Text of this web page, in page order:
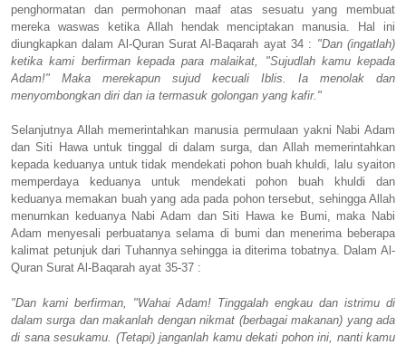
penghormatan dan permohonan maaf atas sesuatu yang membuat
mereka waswas ketika Allah hendak menciptakan manusia. Hal ini
diungkapkan dalam Al-Quran Surat Al-Baqarah ayat 34 : "Dan (ingatlah)
ketika kami berfirman kepada para malaikat, "Sujudlah kamu kepada
Adam!" Maka merekapun sujud kecuali Iblis. Ia menolak dan
menyombongkan diri dan ia termasuk golongan yang kafir."
Selanjutnya Allah memerintahkan manusia permulaan yakni Nabi Adam
dan Siti Hawa untuk tinggal di dalam surga, dan Allah memerintahkan
kepada keduanya untuk tidak mendekati pohon buah khuldi, lalu syaiton
memperdaya keduanya untuk mendekati pohon buah khuldi dan
keduanya memakan buah yang ada pada pohon tersebut, sehingga Allah
menurnkan keduanya Nabi Adam dan Siti Hawa ke Bumi, maka Nabi
Adam menyesali perbuatanya selama di bumi dan menerima beberapa
kalimat petunjuk dari Tuhannya sehingga ia diterima tobatnya. Dalam Al-
Quran Surat Al-Baqarah ayat 35-37 :
"Dan kami berfirman, "Wahai Adam! Tinggalah engkau dan istrimu di
dalam surga dan makanlah dengan nikmat (berbagai makanan) yang ada
di sana sesukamu. (Tetapi) janganlah kamu dekati pohon ini, nanti kamu